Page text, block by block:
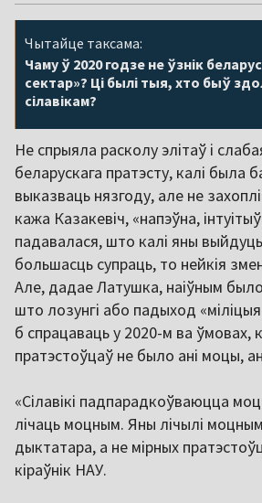
Чытайце таксама:
Чаму ў 2020 годзе не ўзнік
сектар»? Ці былі тыя, хто быў
сілавікам?
Не спрыяла расколу элітаў і
беларускага пратэсту, калі была
выказваць нязгоду, але не
кажа Казакевіч, «напэўна,
падавалася, што калі яны
большасць супраць, то нейкія
Але, дадае Латушка, наіўным
што лозунгі або падыход
б спрацаваць у 2020-м ва ўмовах,
пратэстоўцаў не было ані моцы,
«Сілавікі падпарадкоўваюцца
лічаць моцным. Яны лічылі
дыктатара, а не мірных
кіраўнік НАУ.